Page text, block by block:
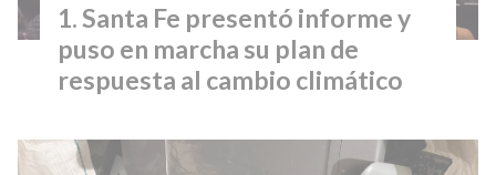
Santa Fe presentó informe y
puso en marcha su plan de
respuesta al cambio climático